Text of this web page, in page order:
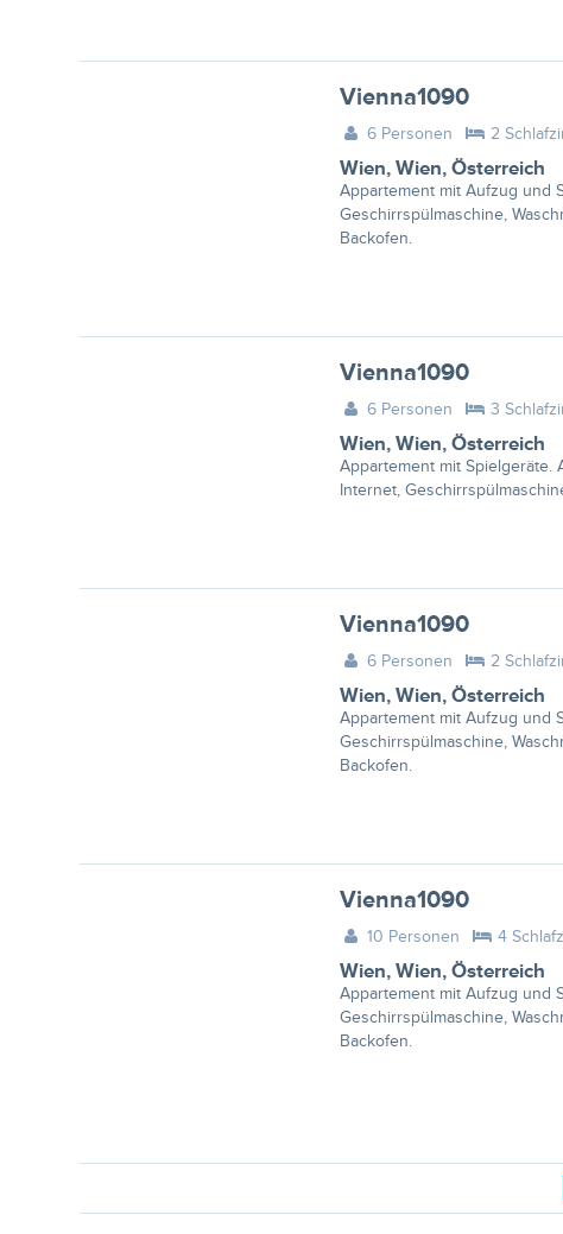
Vienna1090
6 Personen 2
Wien, Wien, Österreich
Appartement mit Aufzug und
Geschirrspülmaschine,
Backofen.
Vienna1090
6 Personen 3
Wien, Wien, Österreich
Appartement mit Spielgeräte.
Internet,
Vienna1090
6 Personen 2
Wien, Wien, Österreich
Appartement mit Aufzug und
Geschirrspülmaschine,
Backofen.
Vienna1090
10 Personen 4
Wien, Wien, Österreich
Appartement mit Aufzug und
Geschirrspülmaschine,
Backofen.